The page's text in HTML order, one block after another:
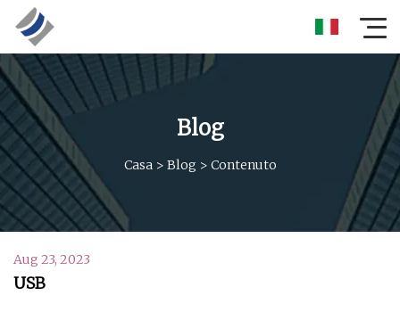
Blog
Casa > Blog > Contenuto
Aug 23, 2023
USB